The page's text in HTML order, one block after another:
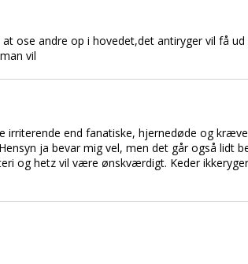
ose andre op i hovedet,det antiryger vil få
vil
end fanatiske, hjernedøde og
ja bevar mig vel, men det går også lidt
og hetz vil være ønskværdigt. Keder